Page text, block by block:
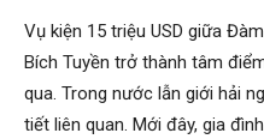
Vụ kiện 15 triệu USD giữa
Bích Tuyền trở thành tâm
qua. Trong nước lẫn giới hải
tiết liên quan. Mới đây, gia